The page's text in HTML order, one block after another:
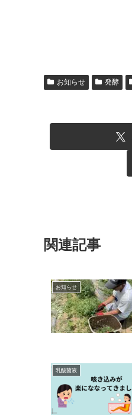
お知らせ 発酵
関連記事
お知らせ
乳酸菌液